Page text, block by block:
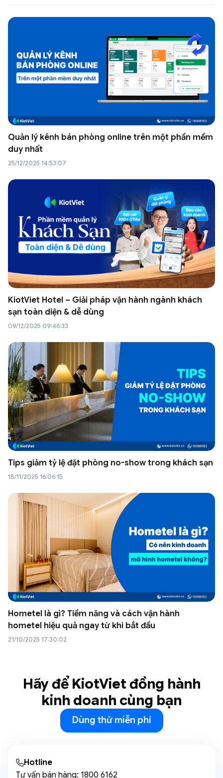
Quản lý kênh bán phòng online trên một phần mềm
duy nhất
25/12/2025 14:53:07
KiotViet Hotel – Giải pháp vận hành ngành khách
sạn toàn diện & dễ dùng
09/12/2025 09:46:33
Tips giảm tỷ lệ đặt phòng no-show trong khách sạn
18/11/2025 16:06:15
Hometel là gì? Tiềm năng và cách vận hành
hometel hiệu quả ngay từ khi bắt đầu
21/10/2025 17:30:02
Hãy để KiotViet đồng hành
kinh doanh cùng bạn
Dùng thử miễn phí
Hotline
Tư vấn bán hàng: 1800 6162